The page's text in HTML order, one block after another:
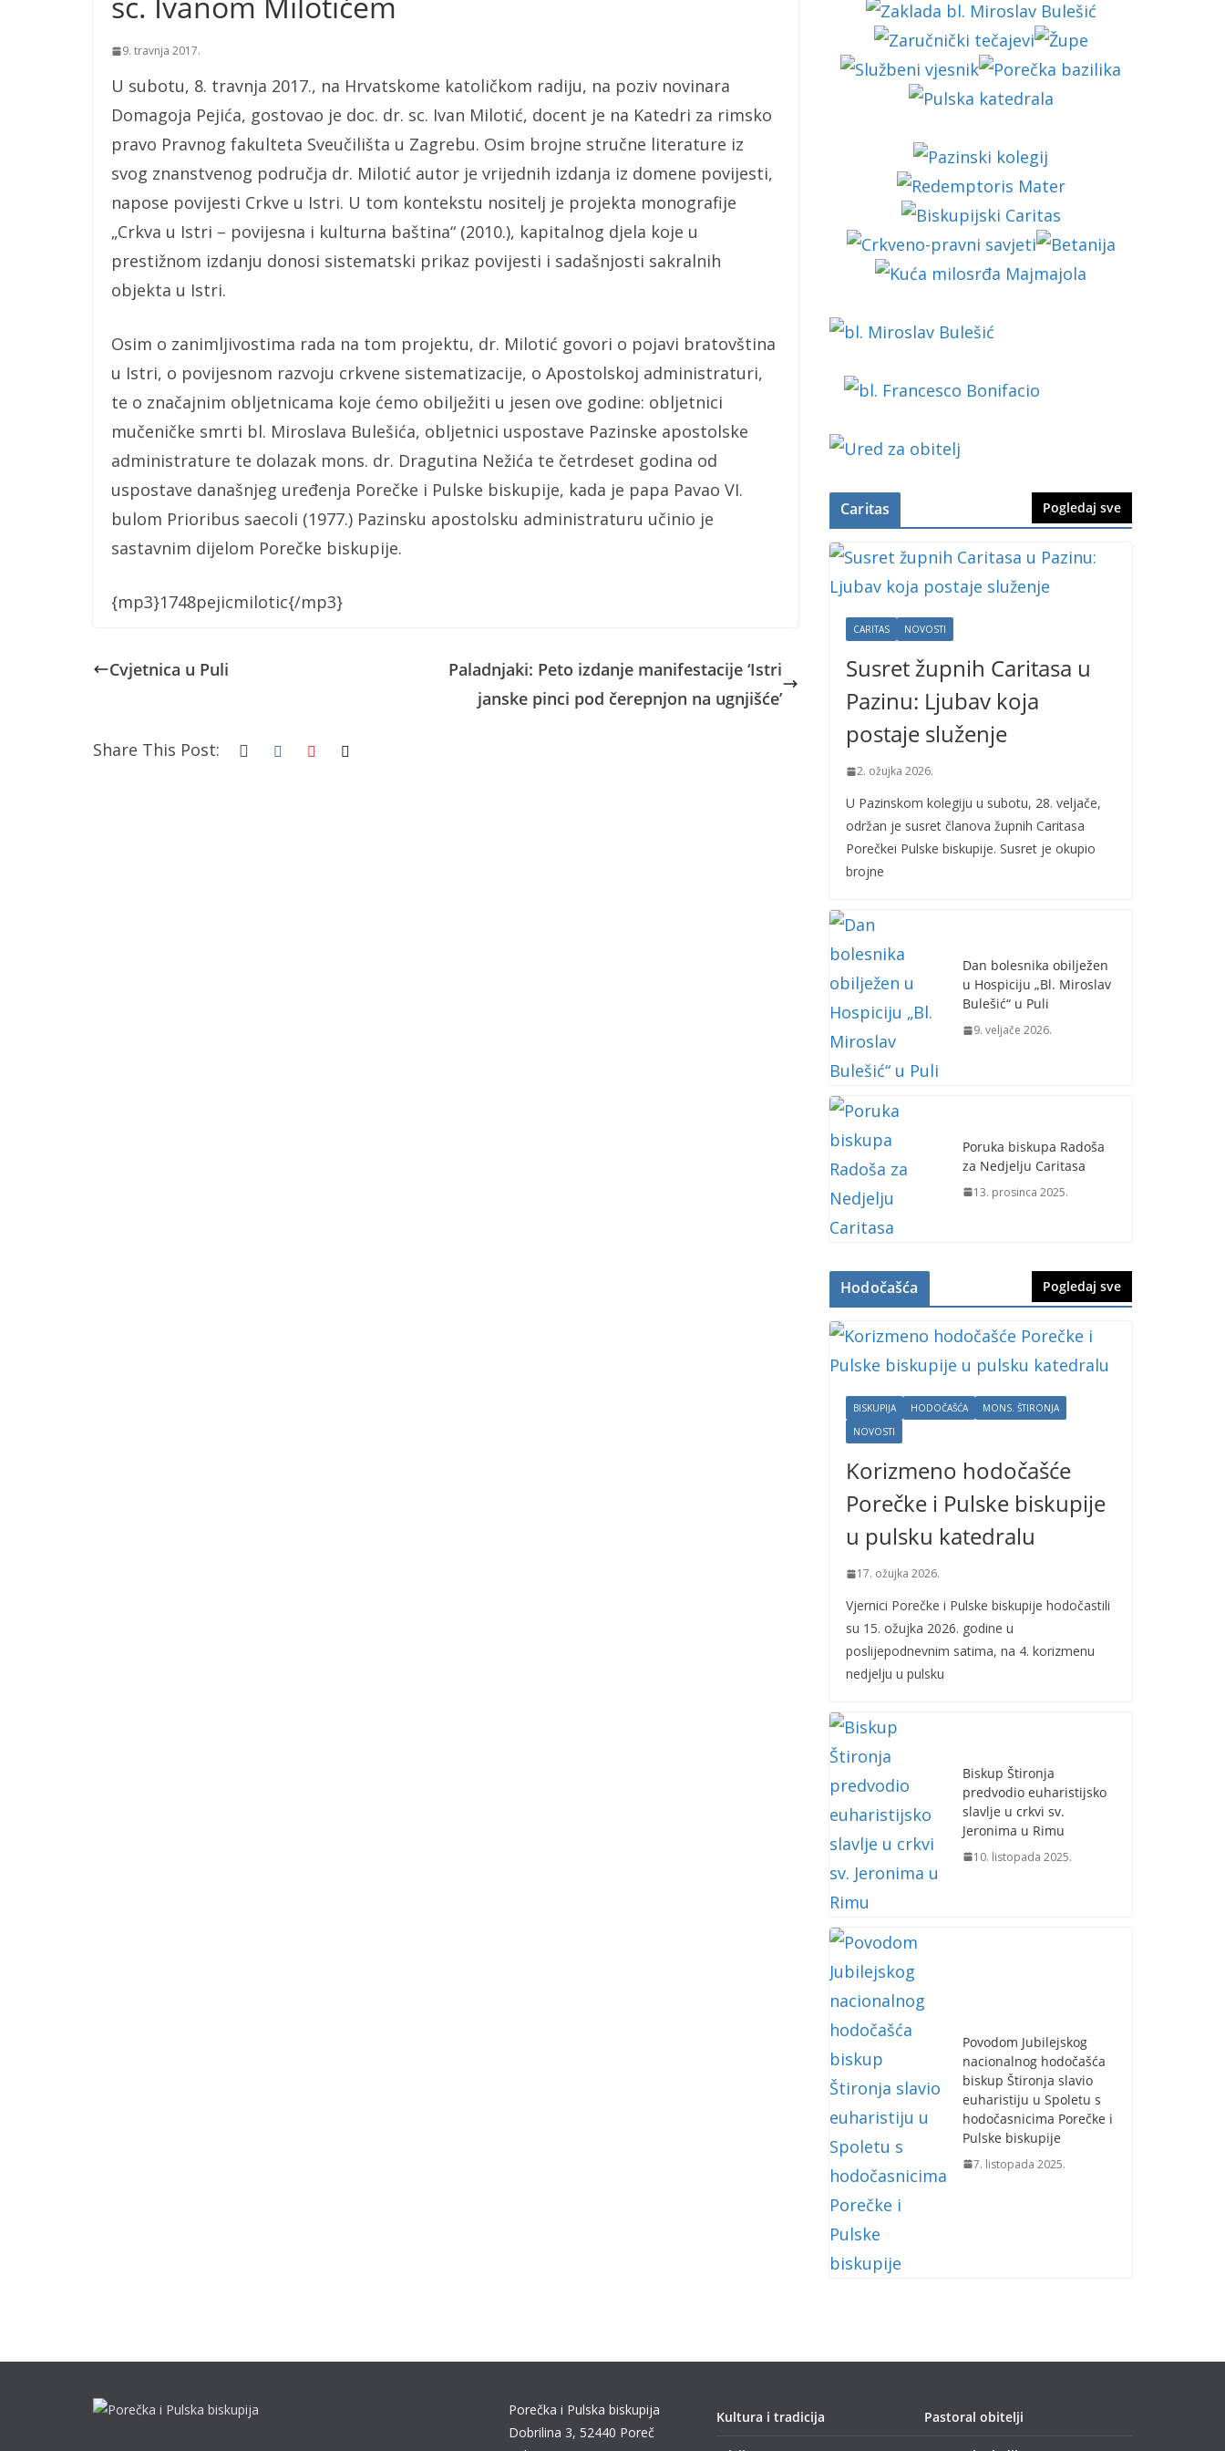
9. travnja 2017.
U subotu, 8. travnja 2017., na Hrvatskome katoličkom radiju, na poziv novinara
Domagoja Pejića, gostovao je doc. dr. sc. Ivan Milotić, docent je na Katedri za rimsko
pravo Pravnog fakulteta Sveučilišta u Zagrebu. Osim brojne stručne literature iz
svog znanstvenog područja dr. Milotić autor je vrijednih izdanja iz domene povijesti,
napose povijesti Crkve u Istri. U tom kontekstu nositelj je projekta monografije
„Crkva u Istri – povijesna i kulturna baština“ (2010.), kapitalnog djela koje u
prestižnom izdanju donosi sistematski prikaz povijesti i sadašnjosti sakralnih
objekta u Istri.
Osim o zanimljivostima rada na tom projektu, dr. Milotić govori o pojavi bratovština
u Istri, o povijesnom razvoju crkvene sistematizacije, o Apostolskoj administraturi,
te o značajnim obljetnicama koje ćemo obilježiti u jesen ove godine: obljetnici
mučeničke smrti bl. Miroslava Bulešića, obljetnici uspostave Pazinske apostolske
administrature te dolazak mons. dr. Dragutina Nežića te četrdeset godina od
uspostave današnjeg uređenja Porečke i Pulske biskupije, kada je papa Pavao VI.
bulom Prioribus saecoli (1977.) Pazinsku apostolsku administraturu učinio je
sastavnim dijelom Porečke biskupije.
{mp3}1748pejicmilotic{/mp3}
Cvjetnica u Puli
Paladnjaki: Peto izdanje manifestacije ‘Istri
janske pinci pod čerepnjon na ugnjišće’
Share This Post:
Caritas Pogledaj sve
CARITAS NOVOSTI
Susret župnih Caritasa u
Pazinu: Ljubav koja
postaje služenje
2. ožujka 2026.
U Pazinskom kolegiju u subotu, 28. veljače,
održan je susret članova župnih Caritasa
Porečkei Pulske biskupije. Susret je okupio
brojne
Dan bolesnika obilježen
u Hospiciju „Bl. Miroslav
Bulešić“ u Puli
9. veljače 2026.
Poruka biskupa Radoša
za Nedjelju Caritasa
13. prosinca 2025.
Hodočašća Pogledaj sve
BISKUPIJA HODOČAŠĆA
MONS. ŠTIRONJA
NOVOSTI
Korizmeno hodočašće
Porečke i Pulske biskupije
u pulsku katedralu
17. ožujka 2026.
Vjernici Porečke i Pulske biskupije hodočastili
su 15. ožujka 2026. godine u
poslijepodnevnim satima, na 4. korizmenu
nedjelju u pulsku
Biskup Štironja
predvodio euharistijsko
slavlje u crkvi sv.
Jeronima u Rimu
10. listopada 2025.
Povodom Jubilejskog
nacionalnog hodočašća
biskup Štironja slavio
euharistiju u Spoletu s
hodočasnicima Porečke i
Pulske biskupije
7. listopada 2025.
Porečka i Pulska biskupija
Dobrilina 3, 52440 Poreč
Kultura i tradicija Pastoral obitelji